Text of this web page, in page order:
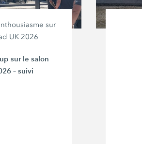
sur
UK 2026
sur le salon
– suivi